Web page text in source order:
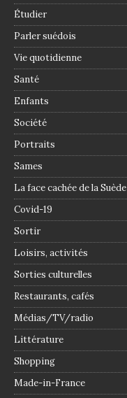
Étudier
Parler suédois
Vie quotidienne
Santé
Enfants
Société
Portraits
Sames
La face cachée de la Suède
Covid-19
Sortir
Loisirs, activités
Sorties culturelles
Restaurants, cafés
Médias/TV/radio
Littérature
Shopping
Made-in-France